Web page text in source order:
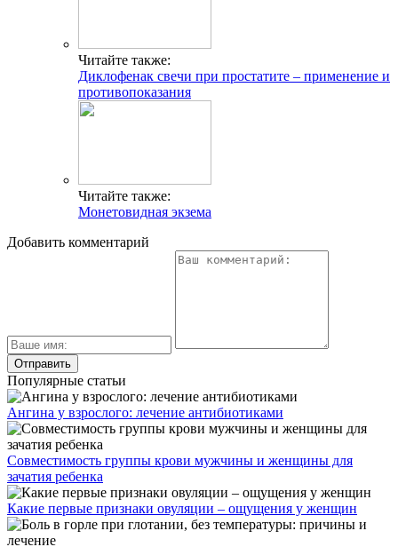
Читайте также:
Диклофенак свечи при простатите – применение и
противопоказания
Читайте также:
Монетовидная экзема
Добавить комментарий
Популярные статьи
Ангина у взрослого: лечение антибиотиками
Совместимость группы крови мужчины и женщины для
зачатия ребенка
Какие первые признаки овуляции – ощущения у женщин